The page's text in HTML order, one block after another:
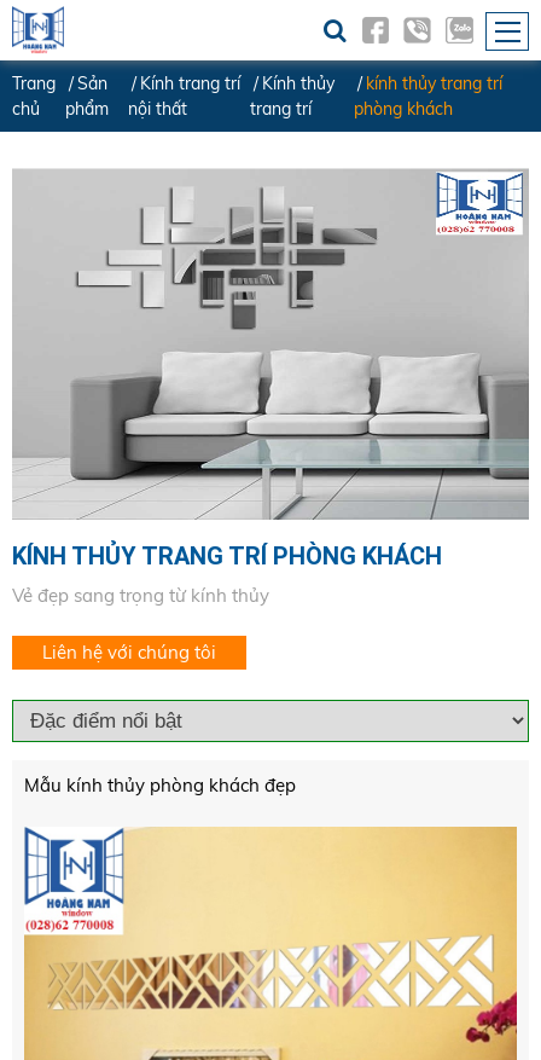
Trang
chủ
Sản
phẩm
Kính trang trí
nội thất
Kính thủy
trang trí
kính thủy trang trí
phòng khách
KÍNH THỦY TRANG TRÍ PHÒNG KHÁCH
Vẻ đẹp sang trọng từ kính thủy
Liên hệ với chúng tôi
Mẫu kính thủy phòng khách đẹp